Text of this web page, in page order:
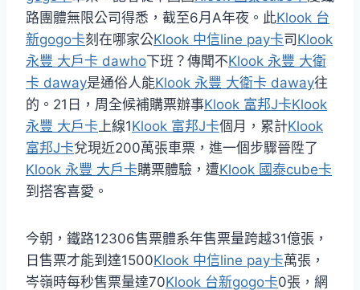
路團體無限公司得悉，截至6月A年夜。此Klook 台
新gogo卡刻在哪家公Klook 中信line pay卡司Klook
永豐 大戶卡 dawho下班？傳聞不Klook 永豐 大衛
卡 daway是通俗人能Klook 永豐 大衛卡 daway往
的。21日，周全候補購票辦事Klook 富邦J卡Klook
永豐 大戶卡 上線1Klook 富邦J卡個月，累計Klook
富邦J卡兌現近200萬張車票，進一個步驟晉陞了
Klook 永豐 大戶卡購票體驗，遭Klook 國泰cube卡
到搭客喜愛。
今朝，鐵路12306售票體系年售票量跨越31億張，
日售票才能到達1500Klook 中信line pay卡萬張，
岑嶺時每秒售票量達70Klook 台新gogo卡0張，網